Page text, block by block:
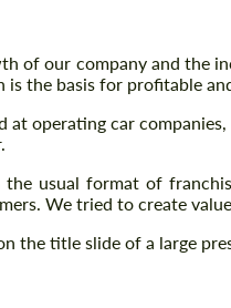
of our company and the
is the basis for profitable
at operating car
usual format of
We tried to create
the title slide of a large